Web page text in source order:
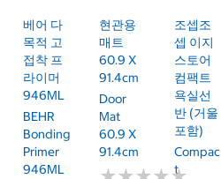
베어 다
목적 고
접착 프
라이머
946ML
BEHR
Bonding
Primer
946ML
현관용
매트
60.9 X
91.4cm
Door
Mat
60.9 X
91.4cm
조셉조
셉 이지
스토어
컴팩트
욕실선
반 (거울
포함)
Compac
T